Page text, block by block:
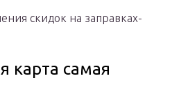
скидок на заправках-
карта самая